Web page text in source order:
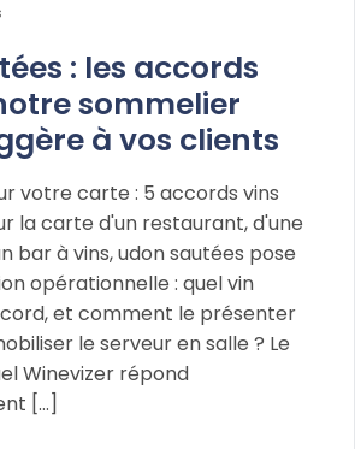
: les accords
sommelier
à vos clients
votre carte : 5 accords vins
la carte d'un restaurant, d'une
bar à vins, udon sautées pose
opérationnelle : quel vin
et comment le présenter
le serveur en salle ? Le
Winevizer répond
[...]